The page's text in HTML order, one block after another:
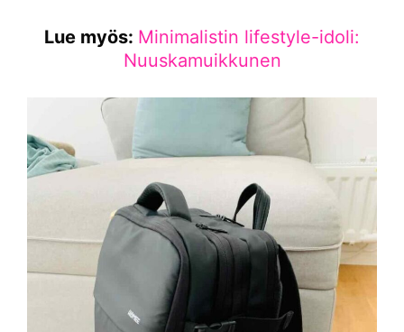
Lue myös: Minimalistin lifestyle-idoli:
Nuuskamuikkunen